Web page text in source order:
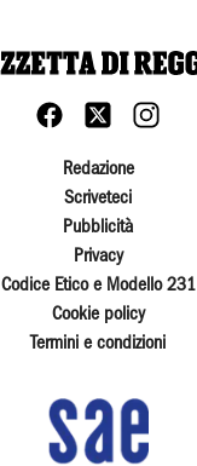
Redazione
Scriveteci
Pubblicità
Privacy
Codice Etico e Modello 231
Cookie policy
Termini e condizioni